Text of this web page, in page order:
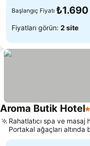
Başlangıç Fiyatı ₺1.690
Fiyatları görün: 2 site
Aroma Butik Hotel3
Rahatlatıcı spa ve masaj
Portakal ağaçları altında